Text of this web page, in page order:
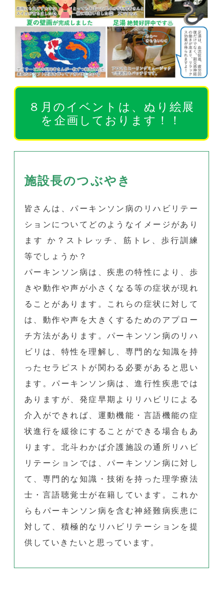
８月のイベントは、ぬり絵展
を企画しております！！
施設長のつぶやき
皆さんは、パーキンソン病のリハビリテー
ションについてどのようなイメージがあり
ます か？ストレッチ、筋トレ、歩行訓練
等でしょうか？
パーキンソン病は、疾患の特性により、歩
きや動作や声が小さくなる等の症状が現れ
ることがあります。これらの症状に対して
は、動作や声を大きくするためのアプロー
チ方法があります。パーキンソン病のリハ
ビリは、特性を理解し、専門的な知識を持
ったセラピストが関わる必要があると思い
ます。パーキンソン病は、進行性疾患では
ありますが、発症早期よりリハビリによる
介入ができれば、運動機能・言語機能の症
状進行を緩徐にすることができる場合もあ
ります。北斗わかば介護施設の通所リハビ
リテーションでは、パーキンソン病に対し
て、専門的な知識・技術を持った理学療法
士・言語聴覚士が在籍しています。これか
らもパーキンソン病を含む神経難病疾患に
対して、積極的なリハビリテーションを提
供していきたいと思っています。